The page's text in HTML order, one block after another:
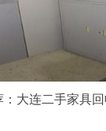
大连二手家具